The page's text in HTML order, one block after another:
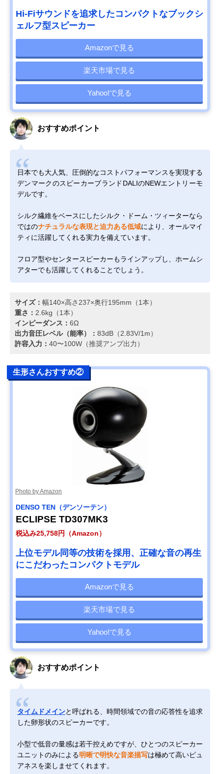
Hi-Fiサウンドを追求したコンパクトなブックシ
ェルフ型スピーカー
Amazonで見る
楽天市場で見る
Yahoo!で見る
おすすめポイント
日本でも大人気、圧倒的なコストパフォーマンスを実現する
デンマークのスピーカーブランドDALIのNEWエントリーモ
デルです。
シルク繊維をベースにしたシルク・ドーム・ツィーターなら
ではのナチュラルな表現と迫力ある低域により、オールマイ
ティに活躍してくれる実力を備えています。
フロア型やセンタースピーカーもラインアップし、ホームシ
アターでも活躍してくれることでしょう。
サイズ： 幅140×高さ237×奥行195mm（1本）
重さ： 2.6kg（1本）
インピーダンス： 6Ω
出力音圧レベル（能率）： 83dB（2.83V/1m）
許容入力： 40〜100W（推奨アンプ出力）
生形さんおすすめ②
Photo by Amazon
DENSO TEN（デンソーテン）
ECLIPSE TD307MK3
税込み25,758円（Amazon）
上位モデル同等の技術を採用、正確な音の再生
にこだわったコンパクトモデル
Amazonで見る
楽天市場で見る
Yahoo!で見る
おすすめポイント
タイムドメインと呼ばれる、時間領域での音の応答性を追求
した卵形状のスピーカーです。
小型で低音の量感は若干控えめですが、ひとつのスピーカー
ユニットのみによる明晰で明快な音楽描写は極めて高いピュ
アネスを楽しませてくれます。